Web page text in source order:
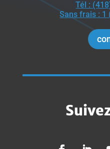
Tél :
Sans frais : 1